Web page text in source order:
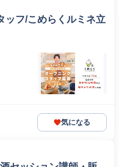
ッフ/こめらくルミネ立
気になる